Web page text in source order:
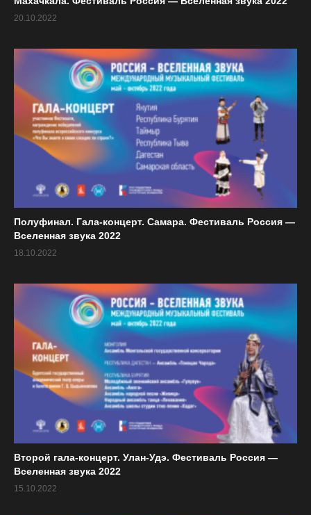
Программа Королевского колледжа в
Лондоне.
21.08
ПТ
«Музыка Колумбии рассказывает
истории о свободе»
Программа ансамбля «Аркоб». Колумбия
ВС
«Спокойный Сон»
песнопений.
ЧТ
«Единственный звук во Вселенной».
Ли Фэнъюнь и Ван Цзяньсинь.
Китай (гуцинь, сяо, дицзы, сюнь).
Концерт фестиваля «Собираем друзей»
2015 года.
(Всего 139 просмотров, 1 сегодня)
20.10.2022
Полуфинал. Гала-концерт. Самара. Фестиваль Россия —
Вселенная звука 2022
18.10.2022
Второй гала-концерт. Улан-Удэ. Фестиваль Россия —
Вселенная звука 2022
15.10.2022